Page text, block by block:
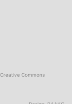
Commons